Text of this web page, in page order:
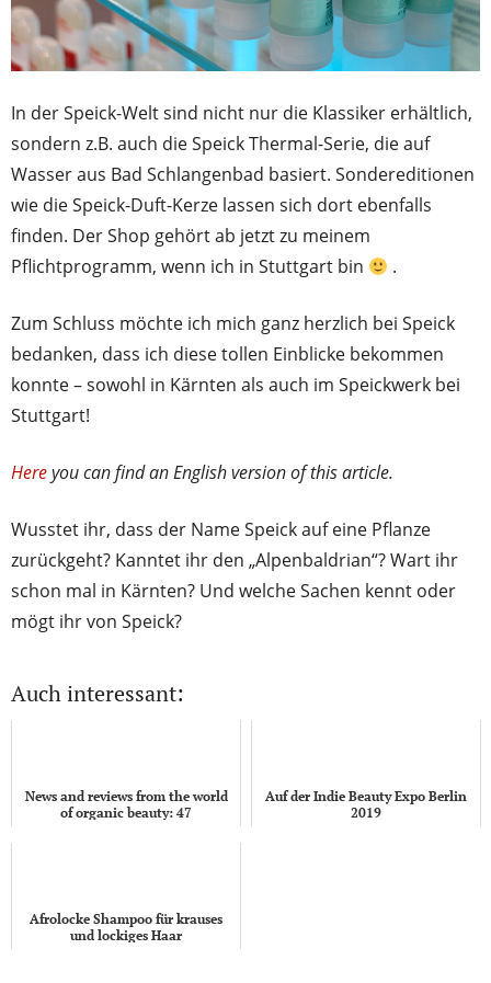
In der Speick-Welt sind nicht nur die Klassiker erhältlich,
sondern z.B. auch die Speick Thermal-Serie, die auf
Wasser aus Bad Schlangenbad basiert. Sondereditionen
wie die Speick-Duft-Kerze lassen sich dort ebenfalls
finden. Der Shop gehört ab jetzt zu meinem
Pflichtprogramm, wenn ich in Stuttgart bin
.
Zum Schluss möchte ich mich ganz herzlich bei Speick
bedanken, dass ich diese tollen Einblicke bekommen
konnte – sowohl in Kärnten als auch im Speickwerk bei
Stuttgart!
Hereyou can find an English version of this article.
Wusstet ihr, dass der Name Speick auf eine Pflanze
zurückgeht? Kanntet ihr den „Alpenbaldrian“? Wart ihr
schon mal in Kärnten? Und welche Sachen kennt oder
mögt ihr von Speick?
Auch interessant:
News and reviews from the world
of organic beauty: 47
Auf der Indie Beauty Expo Berlin
2019
Afrolocke Shampoo für krauses
und lockiges Haar